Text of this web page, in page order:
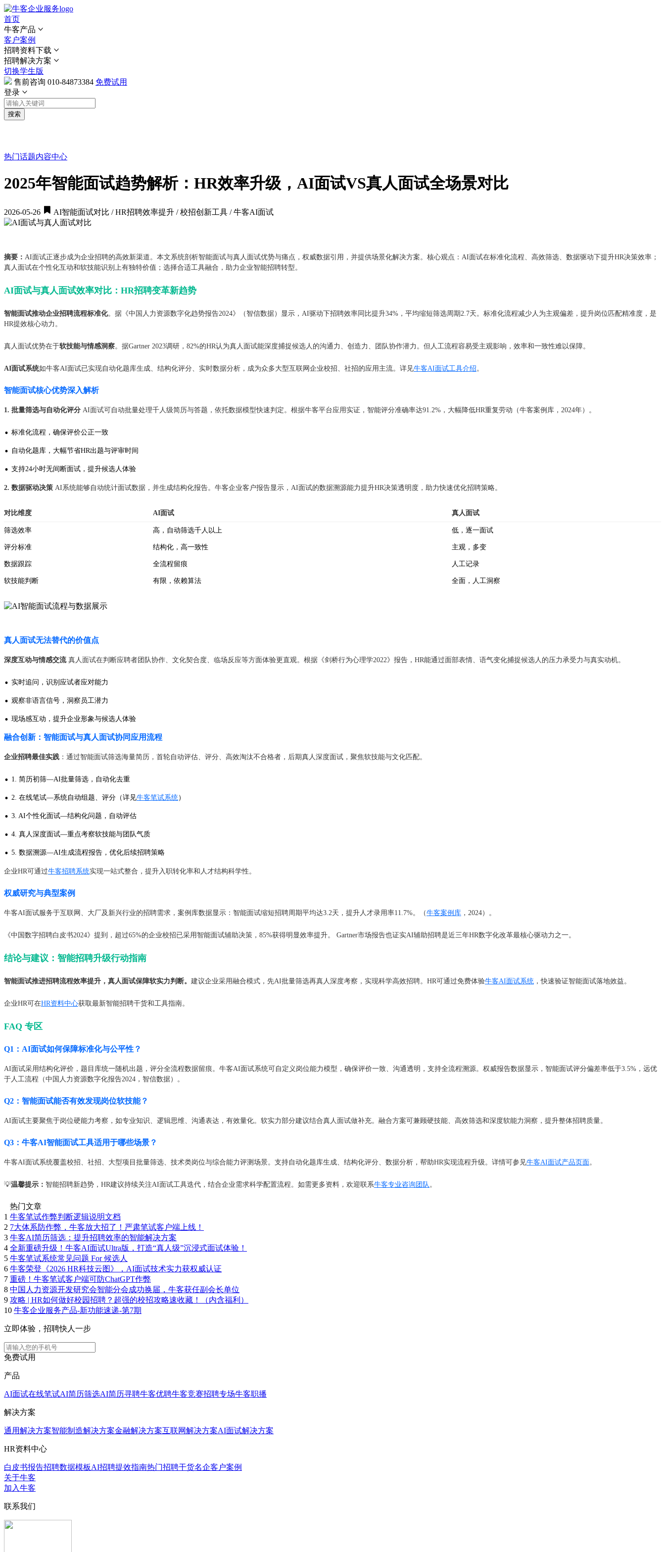
首页
牛客产品
客户案例
招聘资料下载
招聘解决方案
切换学生版
售前咨询 010-84873384 免费试用
登录
搜索
热门话题内容中心
2025年智能面试趋势解析：HR效率升级，AI面试VS真人面试全场景对比
2026-05-26 AI智能面试对比 / HR招聘效率提升 / 校招创新工具 / 牛客AI面试
摘要： AI面试正逐步成为企业招聘的高效新渠道。本文系统剖析智能面试与真人面试优势与痛点，权威数据引用，并提供场景化解决方案。核心观点：AI面试在标准化流程、高效筛选、数据驱动下提升HR决策效率；
真人面试在个性化互动和软技能识别上有独特价值；选择合适工具融合，助力企业智能招聘转型。
AI面试与真人面试效率对比：HR招聘变革新趋势
智能面试推动企业招聘流程标准化。据《中国人力资源数字化趋势报告2024》（智信数据）显示，AI驱动下招聘效率同比提升34%，平均缩短筛选周期2.7天。标准化流程减少人为主观偏差，提升岗位匹配精准度，是
HR提效核心动力。
真人面试优势在于软技能与情感洞察。据Gartner 2023调研，82%的HR认为真人面试能深度捕捉候选人的沟通力、创造力、团队协作潜力。但人工流程容易受主观影响，效率和一致性难以保障。
AI面试系统如牛客AI面试已实现自动化题库生成、结构化评分、实时数据分析，成为众多大型互联网企业校招、社招的应用主流。详见牛客AI面试工具介绍。
智能面试核心优势深入解析
1. 批量筛选与自动化评分 AI面试可自动批量处理千人级简历与答题，依托数据模型快速判定。根据牛客平台应用实证，智能评分准确率达91.2%，大幅降低HR重复劳动（牛客案例库，2024年）。
· 标准化流程，确保评价公正一致
· 自动化题库，大幅节省HR出题与评审时间
· 支持24小时无间断面试，提升候选人体验
2. 数据驱动决策 AI系统能够自动统计面试数据，并生成结构化报告。牛客企业客户报告显示，AI面试的数据溯源能力提升HR决策透明度，助力快速优化招聘策略。
对比维度 AI面试 真人面试
筛选效率 高，自动筛选千人以上 低，逐一面试
评分标准 结构化，高一致性 主观，多变
数据跟踪 全流程留痕 人工记录
软技能判断 有限，依赖算法 全面，人工洞察
真人面试无法替代的价值点
深度互动与情感交流真人面试在判断应聘者团队协作、文化契合度、临场反应等方面体验更直观。根据《剑桥行为心理学2022》报告，HR能通过面部表情、语气变化捕捉候选人的压力承受力与真实动机。
· 实时追问，识别应试者应对能力
· 观察非语言信号，洞察员工潜力
· 现场感互动，提升企业形象与候选人体验
融合创新：智能面试与真人面试协同应用流程
企业招聘最佳实践 ：通过智能面试筛选海量简历，首轮自动评估、评分、高效淘汰不合格者，后期真人深度面试，聚焦软技能与文化匹配。
· 1. 简历初筛—AI批量筛选，自动化去重
· 2. 在线笔试—系统自动组题、评分（详见牛客笔试系统）
· 3. AI个性化面试—结构化问题，自动评估
· 4. 真人深度面试—重点考察软技能与团队气质
· 5. 数据溯源—AI生成流程报告，优化后续招聘策略
企业HR可通过牛客招聘系统实现一站式整合，提升入职转化率和人才结构科学性。
权威研究与典型案例
牛客AI面试服务于互联网、大厂及新兴行业的招聘需求，案例库数据显示：智能面试缩短招聘周期平均达3.2天，提升人才录用率11.7%。（牛客案例库 ，2024）。
《中国数字招聘白皮书2024》提到，超过65%的企业校招已采用智能面试辅助决策，85%获得明显效率提升。 Gartner市场报告也证实AI辅助招聘是近三年HR数字化改革最核心驱动力之一。
结论与建议：智能招聘升级行动指南
智能面试推进招聘流程效率提升，真人面试保障软实力判断。 建议企业采用融合模式，先AI批量筛选再真人深度考察，实现科学高效招聘。HR可通过免费体验牛客AI面试系统 ，快速验证智能面试落地效益。
企业HR可在HR资料中心获取最新智能招聘干货和工具指南。
FAQ 专区
Q1：AI面试如何保障标准化与公平性？
AI面试采用结构化评价，题目库统一随机出题，评分全流程数据留痕。牛客AI面试系统可自定义岗位能力模型，确保评价一致、沟通透明，支持全流程溯源。权威报告数据显示，智能面试评分偏差率低于3.5%，远优
于人工流程（中国人力资源数字化报告2024，智信数据）。
Q2：智能面试能否有效发现岗位软技能？
AI面试主要聚焦于岗位硬能力考察，如专业知识、逻辑思维、沟通表达，有效量化。软实力部分建议结合真人面试做补充。融合方案可兼顾硬技能、高效筛选和深度软能力洞察，提升整体招聘质量。
Q3：牛客AI智能面试工具适用于哪些场景？
牛客AI面试系统覆盖校招、社招、大型项目批量筛选、技术类岗位与综合能力评测场景。支持自动化题库生成、结构化评分、数据分析，帮助HR实现流程升级。详情可参见牛客AI面试产品页面。
💡温馨提示： 智能招聘新趋势，HR建议持续关注AI面试工具迭代，结合企业需求科学配置流程。如需更多资料，欢迎联系牛客专业咨询团队。
热门文章
1 牛客笔试作弊判断逻辑说明文档
2 7大体系防作弊，牛客放大招了！严肃笔试客户端上线！
3 牛客AI简历筛选：提升招聘效率的智能解决方案
4 全新重磅升级！牛客AI面试Ultra版，打造“真人级”沉浸式面试体验！
5 牛客笔试系统常见问题 For 候选人
6 牛客荣登《2026 HR科技云图》，AI面试技术实力获权威认证
7 重磅！牛客笔试客户端可防ChatGPT作弊
8 中国人力资源开发研究会智能分会成功换届，牛客获任副会长单位
9 攻略 | HR如何做好校园招聘？超强的校招攻略速收藏！（内含福利）
10 牛客企业服务产品-新功能速递-第7期
立即体验，招聘快人一步
免费试用
产品
AI面试在线笔试AI简历筛选AI简历寻聘牛客优聘牛客竞赛招聘专场牛客职播
解决方案
通用解决方案智能制造解决方案金融解决方案互联网解决方案AI面试解决方案
HR资料中心
白皮书报告招聘数据模板AI招聘提效指南热门招聘干货名企客户案例
关于牛客
加入牛客
联系我们